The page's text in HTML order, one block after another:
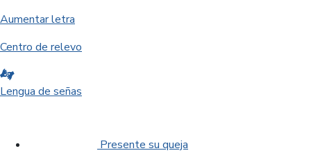
Aumentar letra
Centro de relevo
Lengua de señas
Presente su queja